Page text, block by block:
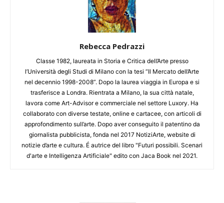
Rebecca Pedrazzi
Classe 1982, laureata in Storia e Critica dell’Arte presso
l’Università degli Studi di Milano con la tesi “Il Mercato dell’Arte
nel decennio 1998-2008”. Dopo la laurea viaggia in Europa e si
trasferisce a Londra. Rientrata a Milano, la sua città natale,
lavora come Art-Advisor e commerciale nel settore Luxory. Ha
collaborato con diverse testate, online e cartacee, con articoli di
approfondimento sull’arte. Dopo aver conseguito il patentino da
giornalista pubblicista, fonda nel 2017 NotiziArte, website di
notizie d’arte e cultura. É autrice del libro "Futuri possibili. Scenari
d'arte e Intelligenza Artificiale" edito con Jaca Book nel 2021.